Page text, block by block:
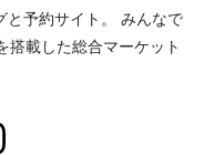
予約サイト。
みんなで
搭載した総合マーケット